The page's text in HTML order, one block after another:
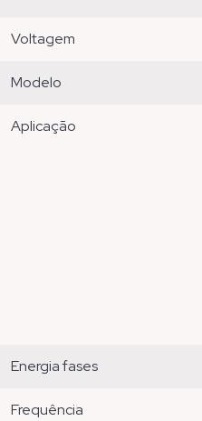
voltagem
modelo
aplicação
energia fases
frequência